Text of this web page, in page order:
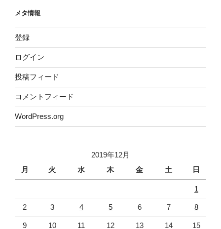
メタ情報
登録
ログイン
投稿フィード
コメントフィード
WordPress.org
2019年12月
月
火 水 木 金 土 日
1
2 3 4 5 6 7 8
9 10 11 12 13 14 15